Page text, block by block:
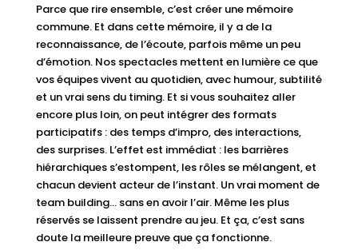
Parce que rire ensemble, c’est créer une mémoire
commune. Et dans cette mémoire, il y a de la
reconnaissance, de l’écoute, parfois même un peu
d’émotion. Nos spectacles mettent en lumière ce que
vos équipes vivent au quotidien, avec humour, subtilité
et un vrai sens du timing. Et si vous souhaitez aller
encore plus loin, on peut intégrer des formats
participatifs : des temps d’impro, des interactions,
des surprises. L’effet est immédiat : les barrières
hiérarchiques s’estompent, les rôles se mélangent, et
chacun devient acteur de l’instant. Un vrai moment de
team building… sans en avoir l’air. Même les plus
réservés se laissent prendre au jeu. Et ça, c’est sans
doute la meilleure preuve que ça fonctionne.